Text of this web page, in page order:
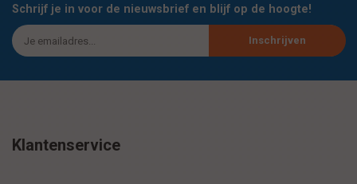
Schrijf je in voor de nieuwsbrief en blijf op de hoogte!
Inschrijven
Klantenservice